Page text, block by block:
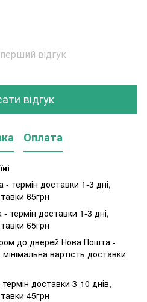
відгук
відгук
Оплата
- термін доставки 1-3 дні,
65грн
доставки 1-3 дні,
65грн
до дверей Нова Пошта -
вартість доставки
доставки 3-10 днів,
45грн